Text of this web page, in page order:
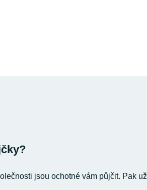
jsou ochotné vám půjčit. Pak